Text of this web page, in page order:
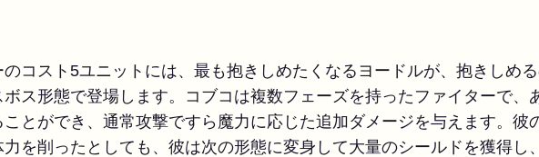
のコスト5ユニットには、最も抱きしめたくなるヨードルが、抱きしめ
ボス形態で登場します。コブコは複数フェーズを持ったファイターで、
とができ、通常攻撃ですら魔力に応じた追加ダメージを与えます。彼
を削ったとしても、彼は次の形態に変身して大量のシールドを獲得し